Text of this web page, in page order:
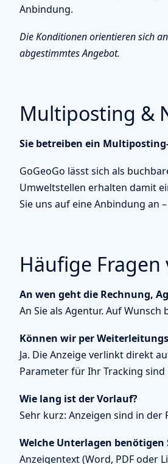
Anbindung.
Die Konditionen orientieren sich
abgestimmtes Angebot.
Multiposting &
Sie betreiben ein
GoGeoGo lässt sich als
Umweltstellen erhalten damit
Sie uns auf eine Anbindung an
Häufige
An wen geht die Rechnung,
An Sie als Agentur. Auf
Können wir per
Ja. Die Anzeige verlinkt direkt
Parameter für Ihr Tracking sind
Wie lang ist der Vorlauf?
Sehr kurz: Anzeigen sind in der
Welche Unterlagen benötigen
Anzeigentext (Word, PDF oder